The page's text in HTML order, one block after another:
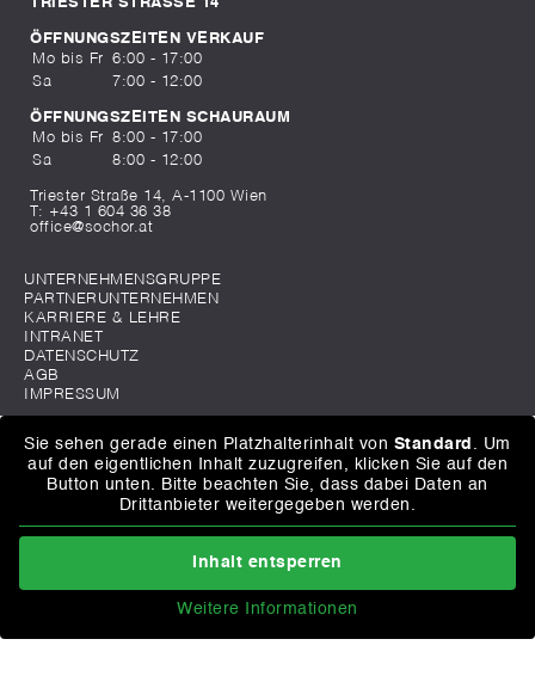
ÖFFNUNGSZEITEN VERKAUF
Mo bis Fr
6:00 - 17:00
Sa
7:00 - 12:00
ÖFFNUNGSZEITEN SCHAURAUM
Mo bis Fr
8:00 - 17:00
Sa
8:00 - 12:00
Triester Straße 14, A-1100 Wien
T: +43 1 604 36 38
office@sochor.at
UNTERNEHMENSGRUPPE
PARTNERUNTERNEHMEN
KARRIERE & LEHRE
INTRANET
DATENSCHUTZ
AGB
IMPRESSUM
Sie sehen gerade einen Platzhalterinhalt von Standard . Um
auf den eigentlichen Inhalt zuzugreifen, klicken Sie auf den
Button unten. Bitte beachten Sie, dass dabei Daten an
Drittanbieter weitergegeben werden.
Inhalt entsperren
Weitere Informationen